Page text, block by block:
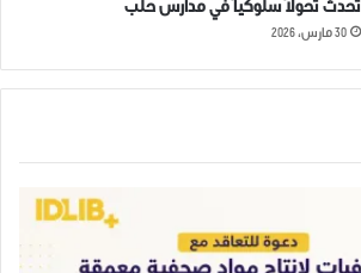
تُحدث تحولاً سلوكياً في مدارس حلب
30 مارس، 2026